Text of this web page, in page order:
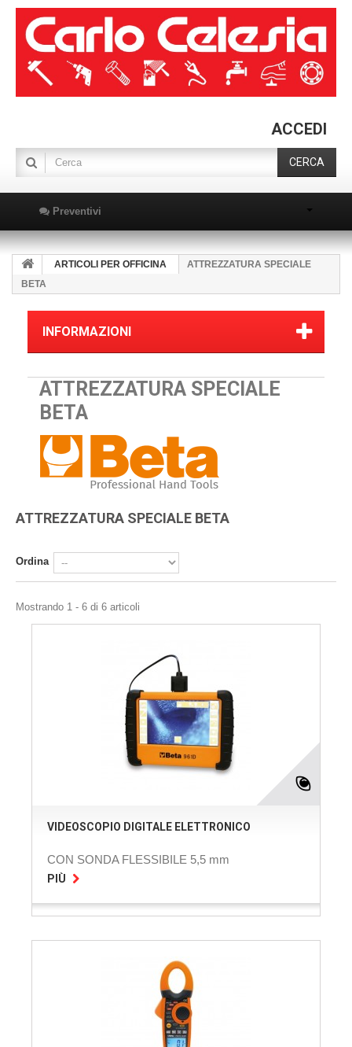
ACCEDI
CERCA
Preventivi
ARTICOLI PER OFFICINA
ATTREZZATURA SPECIALE
BETA
INFORMAZIONI
ATTREZZATURA SPECIALE
BETA
ATTREZZATURA SPECIALE BETA
Ordina
Mostrando 1 - 6 di 6 articoli
VIDEOSCOPIO DIGITALE ELETTRONICO
CON SONDA FLESSIBILE 5,5 mm
PIÙ